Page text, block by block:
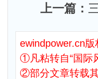
上一篇：
ewindpower.cn版
①凡粘转自“国际
②部分文章转载